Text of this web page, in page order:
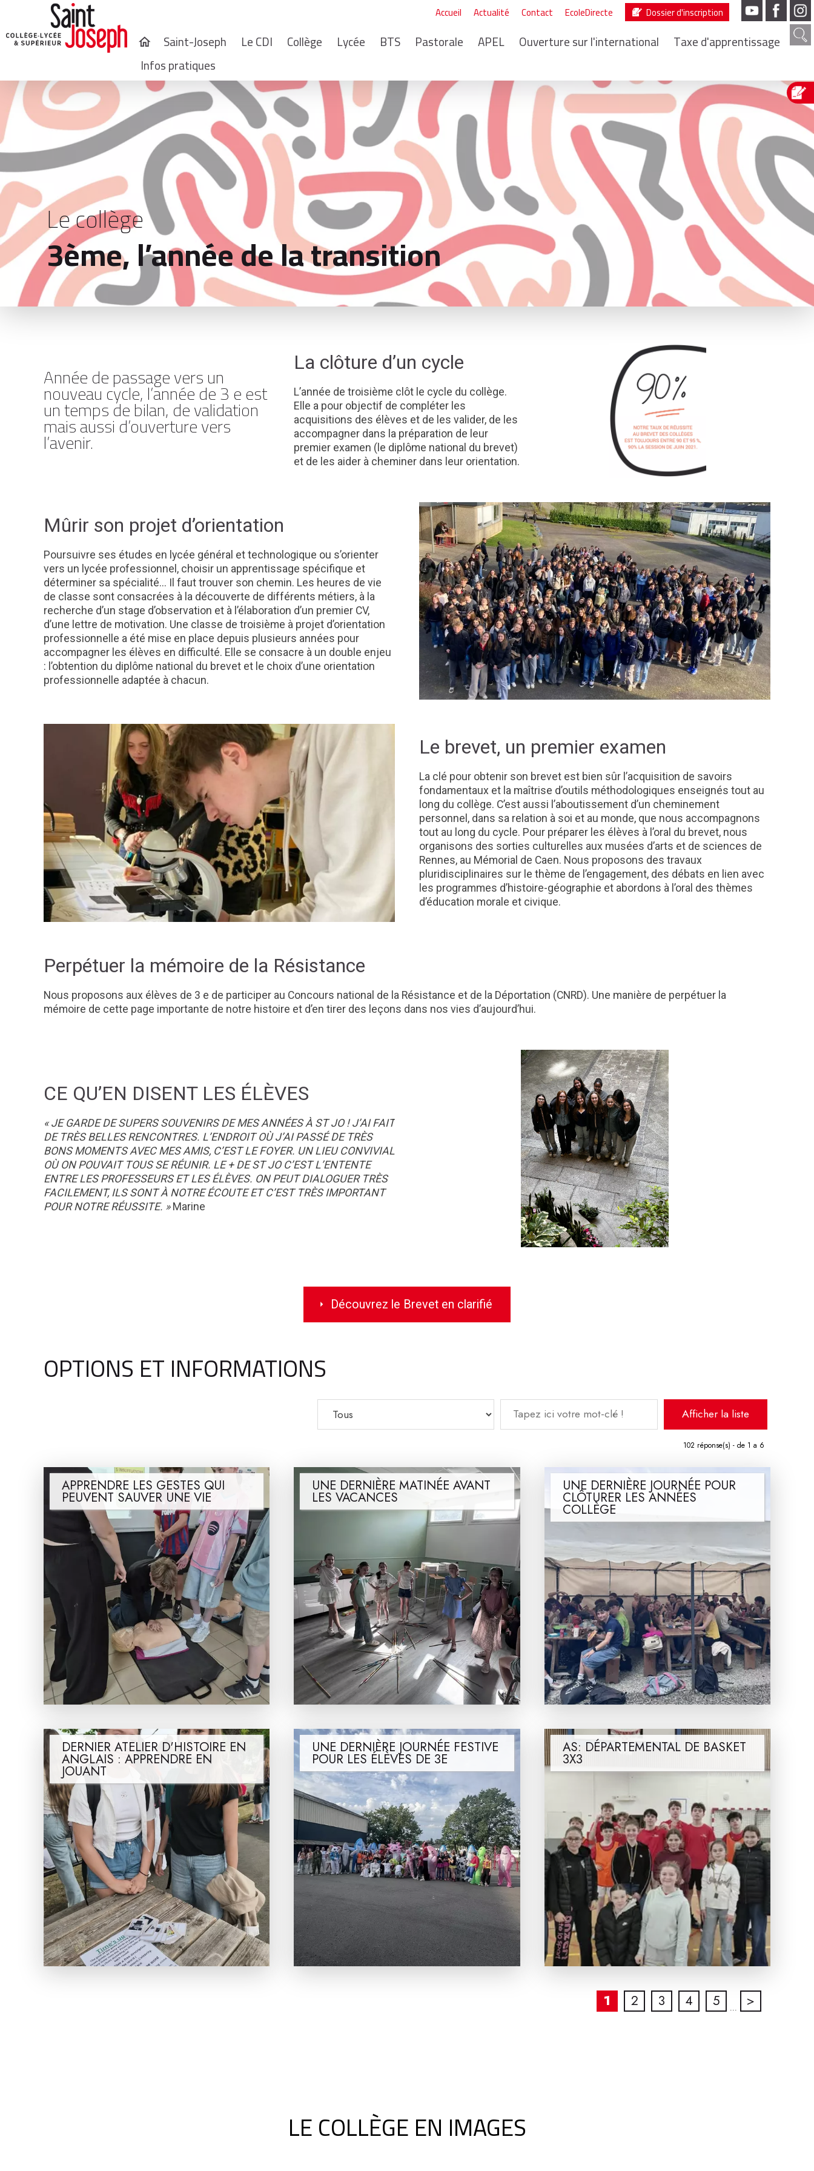
Accueil Actualité Contact EcoleDirecte Dossier d'inscription
home Saint-Joseph Le CDI Collège Lycée BTS Pastorale APEL Ouverture sur l'international
Taxe d'apprentissage
Infos pratiques
Le collège
3ème, l’année de la transition
Année de passage vers un
nouveau cycle, l’année de 3 e est
un temps de bilan, de validation
mais aussi d’ouverture vers
l’avenir.
La clôture d’un cycle
L’année de troisième clôt le cycle du collège.
Elle a pour objectif de compléter les
acquisitions des élèves et de les valider, de les
accompagner dans la préparation de leur
premier examen (le diplôme national du brevet)
et de les aider à cheminer dans leur orientation.
Mûrir son projet d’orientation
Poursuivre ses études en lycée général et technologique ou s’orienter
vers un lycée professionnel, choisir un apprentissage spécifique et
déterminer sa spécialité... Il faut trouver son chemin. Les heures de vie
de classe sont consacrées à la découverte de différents métiers, à la
recherche d’un stage d’observation et à l’élaboration d’un premier CV,
d’une lettre de motivation. Une classe de troisième à projet d’orientation
professionnelle a été mise en place depuis plusieurs années pour
accompagner les élèves en difficulté. Elle se consacre à un double enjeu
: l’obtention du diplôme national du brevet et le choix d’une orientation
professionnelle adaptée à chacun.
Le brevet, un premier examen
La clé pour obtenir son brevet est bien sûr l’acquisition de savoirs
fondamentaux et la maîtrise d’outils méthodologiques enseignés tout au
long du collège. C’est aussi l’aboutissement d’un cheminement
personnel, dans sa relation à soi et au monde, que nous accompagnons
tout au long du cycle. Pour préparer les élèves à l’oral du brevet, nous
organisons des sorties culturelles aux musées d’arts et de sciences de
Rennes, au Mémorial de Caen. Nous proposons des travaux
pluridisciplinaires sur le thème de l’engagement, des débats en lien avec
les programmes d’histoire-géographie et abordons à l’oral des thèmes
d’éducation morale et civique.
Perpétuer la mémoire de la Résistance
Nous proposons aux élèves de 3 e de participer au Concours national de la Résistance et de la Déportation (CNRD). Une manière de perpétuer la
mémoire de cette page importante de notre histoire et d’en tirer des leçons dans nos vies d’aujourd’hui.
CE QU’EN DISENT LES ÉLÈVES
« JE GARDE DE SUPERS SOUVENIRS DE MES ANNÉES À ST JO ! J’AI FAIT
DE TRÈS BELLES RENCONTRES. L’ENDROIT OÙ J’AI PASSÉ DE TRÈS
BONS MOMENTS AVEC MES AMIS, C’EST LE FOYER. UN LIEU CONVIVIAL
OÙ ON POUVAIT TOUS SE RÉUNIR. LE + DE ST JO C’EST L’ENTENTE
ENTRE LES PROFESSEURS ET LES ÉLÈVES. ON PEUT DIALOGUER TRÈS
FACILEMENT, ILS SONT À NOTRE ÉCOUTE ET C’EST TRÈS IMPORTANT
POUR NOTRE RÉUSSITE. »Marine
Découvrez le Brevet en clarifié
OPTIONS ET INFORMATIONS
102 réponse(s) - de 1 a 6
APPRENDRE LES GESTES QUI
PEUVENT SAUVER UNE VIE
UNE DERNIÈRE MATINÉE AVANT
LES VACANCES
UNE DERNIÈRE JOURNÉE POUR
CLÔTURER LES ANNÉES
COLLÈGE
DERNIER ATELIER D'HISTOIRE EN
ANGLAIS : APPRENDRE EN
JOUANT
UNE DERNIÈRE JOURNÉE FESTIVE
POUR LES ÉLÈVES DE 3E
AS: DÉPARTEMENTAL DE BASKET
3X3
1 2 3 4 5 ... >
LE COLLÈGE EN IMAGES